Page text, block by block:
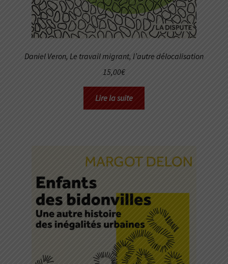
Daniel Veron, Le travail migrant, l’autre délocalisation
15,00€
Lire la suite